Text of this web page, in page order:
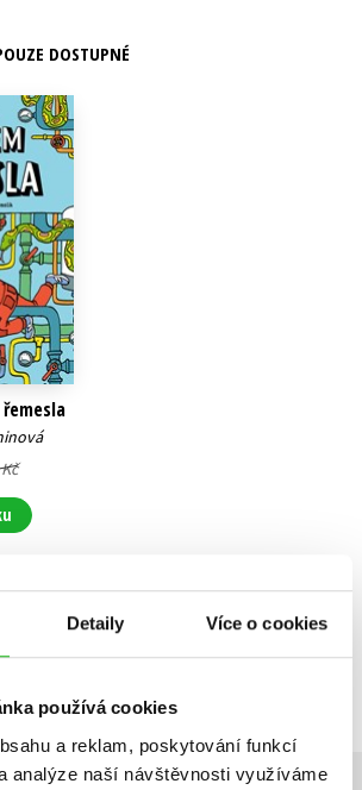
Detaily Více o cookies
používá cookies
a reklam, poskytování funkcí
analýze naší návštěvnosti využíváme
DOSTUPNÉ